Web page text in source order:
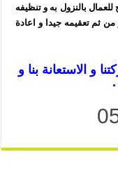
بالنزول به و تنظيفه
ثم تعقيمه جيدا و اعادة
و الاستعانة بنا و